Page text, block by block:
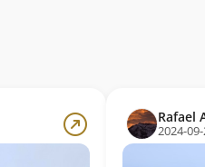
Rafael
2024-09-